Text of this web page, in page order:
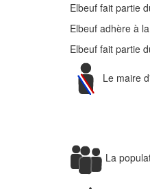
Elbeuf fait partie
Elbeuf adhère à la
Elbeuf fait partie
Le maire
La